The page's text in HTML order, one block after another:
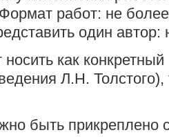
работ: не
один автор:
как
Л.Н.
быть прикреплено